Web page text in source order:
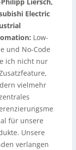
Philipp Liersch,
Electric
Low-
und No-Code
ich nicht nur
vielmehr
für unsere
Unsere
verlangen